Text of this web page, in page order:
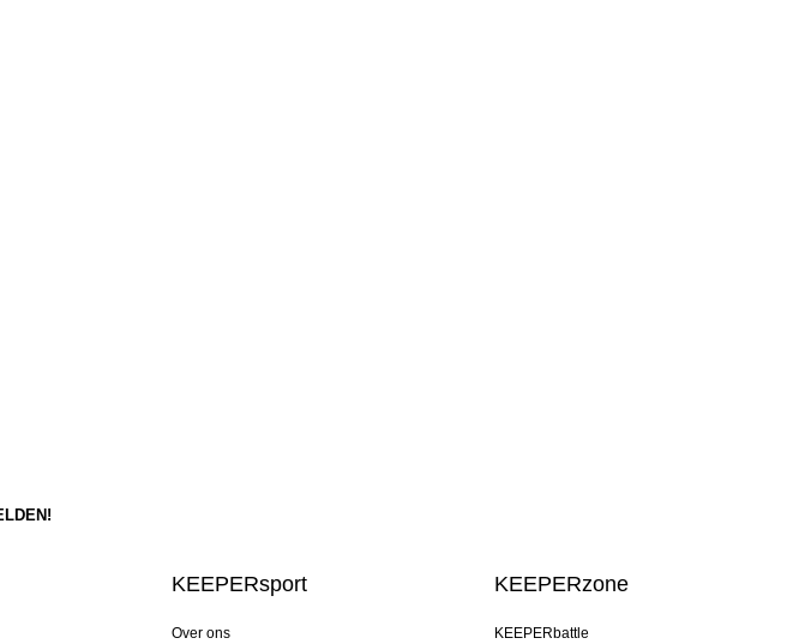
KEEPERsport
Over ons
KEEPERzone
KEEPERbattle